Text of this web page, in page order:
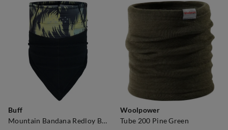
Buff
Mountain Bandana Redloy Black
Woolpower
Tube 200 Pine Green